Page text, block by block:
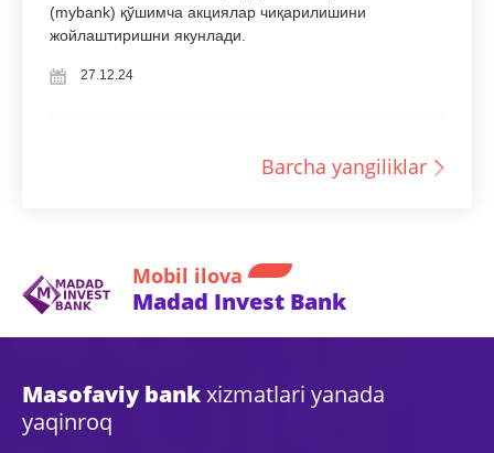
(mybank) қўшимча акциялар чиқарилишини
жойлаштиришни якунлади.
27.12.24
Barcha yangiliklar
Mobil ilova
Madad Invest Bank
Masofaviy bankxizmatlari yanada
yaqinroq